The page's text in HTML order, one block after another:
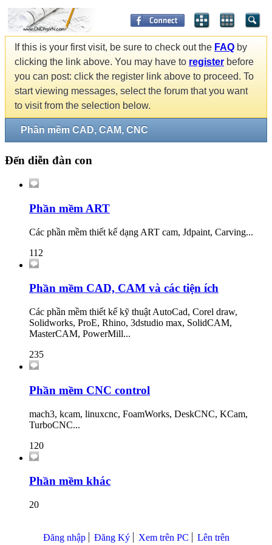
If this is your first visit, be sure to check out the FAQ by
clicking the link above. You may have to register before
you can post: click the register link above to proceed. To
start viewing messages, select the forum that you want
to visit from the selection below.
Phần mềm CAD, CAM, CNC
Đến diễn đàn con
Phần mềm ART
Các phần mềm thiết kế dạng ART cam, Jdpaint, Carving...
112
Phần mềm CAD, CAM và các tiện ích
Các phần mềm thiết kế kỹ thuật AutoCad, Corel draw,
Solidworks, ProE, Rhino, 3dstudio max, SolidCAM,
MasterCAM, PowerMill...
235
Phần mềm CNC control
mach3, kcam, linuxcnc, FoamWorks, DeskCNC, KCam,
TurboCNC...
120
Phần mềm khác
20
Đăng nhập Đăng Ký Xem trên PC Lên trên